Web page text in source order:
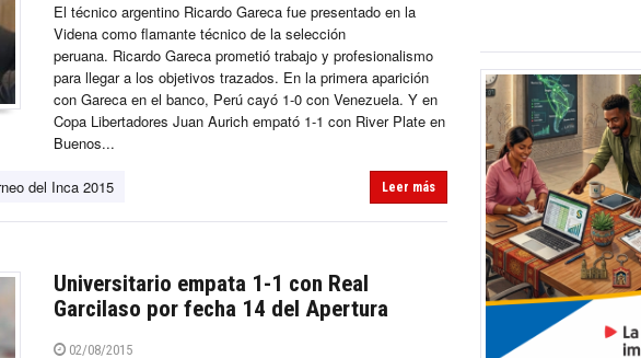
El técnico argentino Ricardo Gareca fue presentado en la
Videna como flamante técnico de la selección
peruana. Ricardo Gareca prometió trabajo y profesionalismo
para llegar a los objetivos trazados. En la primera aparición
con Gareca en el banco, Perú cayó 1-0 con Venezuela. Y en
Copa Libertadores Juan Aurich empató 1-1 con River Plate en
Buenos...
del Inca 2015 Leer más
Universitario empata 1-1 con Real
Garcilaso por fecha 14 del Apertura
02/08/2015